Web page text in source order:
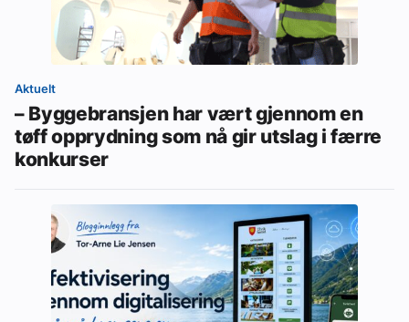
Aktuelt
– Byggebransjen har vært gjennom en
tøff opprydning som nå gir utslag i færre
konkurser